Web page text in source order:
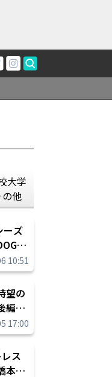
大学
の他
ーズ
を推
ンへ
10:51
望の
編）
み
して
17:00
ス
本拓